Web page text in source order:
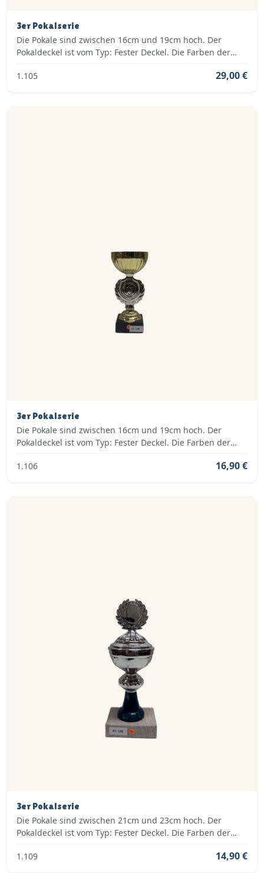
3er Pokalserie
Die Pokale sind zwischen 16cm und 19cm hoch. Der
Pokaldeckel ist vom Typ: Fester Deckel. Die Farben der
1.105
29,00 €
3er Pokalserie
Die Pokale sind zwischen 16cm und 19cm hoch. Der
Pokaldeckel ist vom Typ: Fester Deckel. Die Farben der
1.106
16,90 €
3er Pokalserie
Die Pokale sind zwischen 21cm und 23cm hoch. Der
Pokaldeckel ist vom Typ: Fester Deckel. Die Farben der
1.109
14,90 €